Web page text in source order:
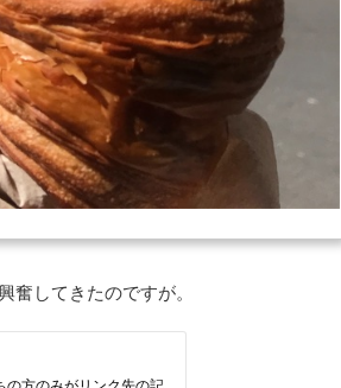
してきたのですが。